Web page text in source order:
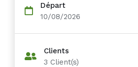
Départ
10/08/2026
Clients
3 Client(s)